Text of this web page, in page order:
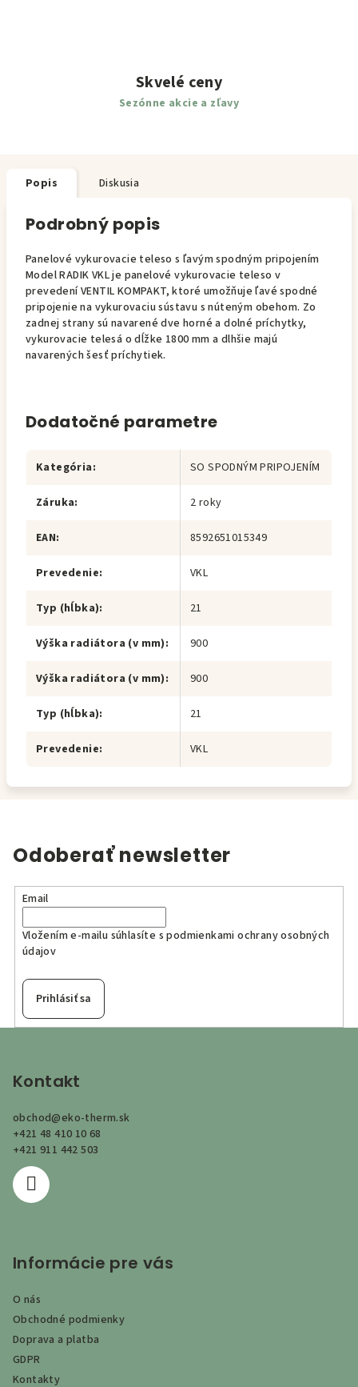
Skvelé ceny
Sezónne akcie a zľavy
Popis Diskusia
Podrobný popis
Panelové vykurovacie teleso s ľavým spodným pripojením
Model RADIK VKL je panelové vykurovacie teleso v
prevedení VENTIL KOMPAKT, ktoré umožňuje ľavé spodné
pripojenie na vykurovaciu sústavu s núteným obehom. Zo
zadnej strany sú navarené dve horné a dolné príchytky,
vykurovacie telesá o dĺžke 1800 mm a dlhšie majú
navarených šesť príchytiek.
Dodatočné parametre
Kategória: SO SPODNÝM PRIPOJENÍM
Záruka: 2 roky
EAN: 8592651015349
Prevedenie: VKL
Typ (hĺbka): 21
Výška radiátora (v mm): 900
Výška radiátora (v mm): 900
Typ (hĺbka): 21
Prevedenie: VKL
Odoberať newsletter
Email
Vložením e-mailu súhlasíte spodmienkami ochrany osobných
údajov
Prihlásiť sa
Kontakt
obchod@eko-therm.sk
+421 48 410 10 68
+421 911 442 503
Informácie pre vás
O nás
Obchodné podmienky
Doprava a platba
GDPR
Kontakty